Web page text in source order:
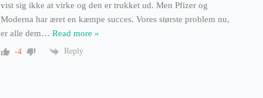
vist sig ikke at virke og den er trukket ud. Men Pfizer og
Moderna har æret en kæmpe succes. Vores største problem nu,
er alle dem… Read more »
-4 Reply